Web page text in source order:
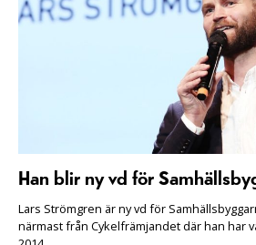
Han blir ny vd för
Lars Strömgren är ny vd för
närmast från Cykelfrämjandet där han har